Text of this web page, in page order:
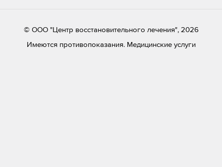
© ООО "Центр восстановительного лечения", 2026
Имеются противопоказания. Медицинские услуги